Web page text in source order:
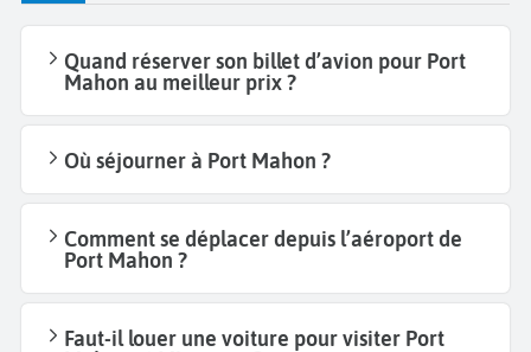
Quand réserver son billet d’avion pour Port
Mahon au meilleur prix ?
Où séjourner à Port Mahon ?
Comment se déplacer depuis l’aéroport de
Port Mahon ?
Faut-il louer une voiture pour visiter Port